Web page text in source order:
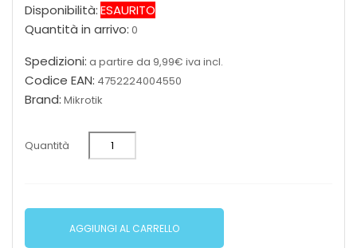
Disponibilità:ESAURITO
Quantità in arrivo: 0
Spedizioni: a partire da 9,99€ iva incl.
Codice EAN: 4752224004550
Brand: Mikrotik
Quantità
AGGIUNGI AL CARRELLO